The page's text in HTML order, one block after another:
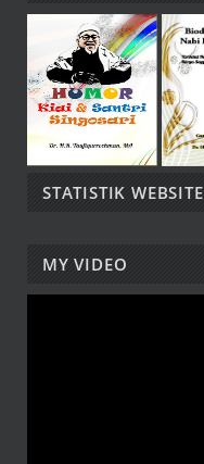
STATISTIK WEBSITE
MY VIDEO